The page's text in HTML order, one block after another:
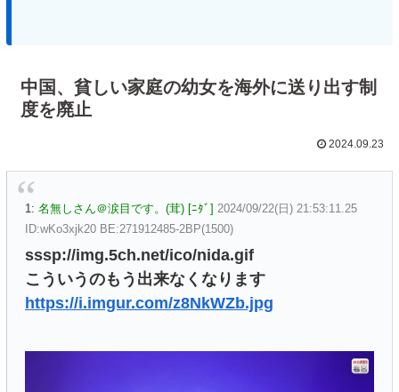
中国、貧しい家庭の幼女を海外に送り出す制
度を廃止
2024.09.23
1: 名無しさん＠涙目です。(茸) [ﾆﾀﾞ] 2024/09/22(日) 21:53:11.25
ID:wKo3xjk20 BE:271912485-2BP(1500)
sssp://img.5ch.net/ico/nida.gif
こういうのもう出来なくなります
https://i.imgur.com/z8NkWZb.jpg